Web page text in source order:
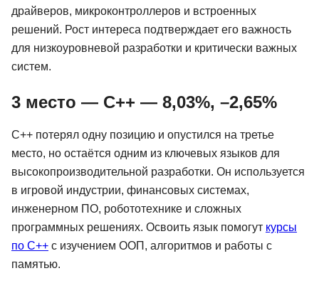
драйверов, микроконтроллеров и встроенных
решений. Рост интереса подтверждает его важность
для низкоуровневой разработки и критически важных
систем.
3 место — C++ — 8,03%, –2,65%
C++ потерял одну позицию и опустился на третье
место, но остаётся одним из ключевых языков для
высокопроизводительной разработки. Он используется
в игровой индустрии, финансовых системах,
инженерном ПО, робототехнике и сложных
программных решениях. Освоить язык помогут курсы
по C++ с изучением ООП, алгоритмов и работы с
памятью.